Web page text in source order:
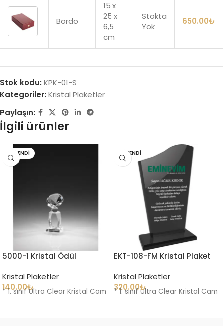
Bordo
15 x
25 x
6,5
cm
Stokta
Yok
650.00₺
Stok kodu: KPK-01-S
Kategoriler: Kristal Plaketler
Paylaşın:
İlgili ürünler
TÜKENDI
5000-1 Kristal Ödül
Kristal Plaketler
140.00₺
* 1. sınıf Ultra Clear Kristal Cam
TÜKENDI
EKT-108-FM Kristal Plaket
Kristal Plaketler
320.00₺
* 1. sınıf Ultra Clear Kristal Cam